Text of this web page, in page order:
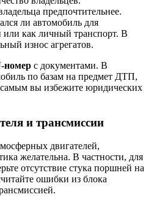
предпочтительнее.
ли автомобиль для
или как личный транспорт. В
износ агрегатов.
номер с документами. В
по базам на предмет ДТП,
вы избежите юридических
и трансмиссии
двигателей,
желательна. В частности, для
отсутствие стука поршней на
ошибки из блока